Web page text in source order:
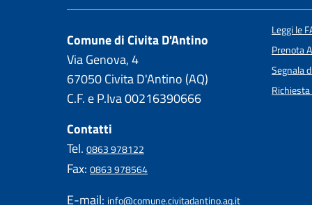
Comune di Civita D'Antino
Via Genova, 4
67050 Civita D'Antino (AQ)
C.F. e P.Iva 00216390666
Contatti
Tel. 0863 978122
Fax: 0863 978564
E-mail: info@comune.civitadantino.aq.it
Leggi le
Prenota
Segnala